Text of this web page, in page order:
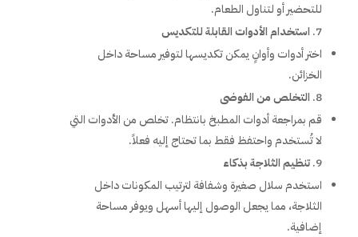
للتحضير أو لتناول الطعام.
استخدام الأدوات القابلة للتكديس
اختر أدوات وأوانٍ يمكن تكديسها لتوفير مساحة داخل
الخزائن.
التخلص من الفوضى
قم بمراجعة أدوات المطبخ بانتظام. تخلص من الأدوات التي
لا تُستخدم واحتفظ فقط بما تحتاج إليه فعلاً.
تنظيم الثلاجة بذكاء
استخدم سلال صغيرة وشفافة لترتيب المكونات داخل
الثلاجة، مما يجعل الوصول إليها أسهل ويوفر مساحة
إضافية.